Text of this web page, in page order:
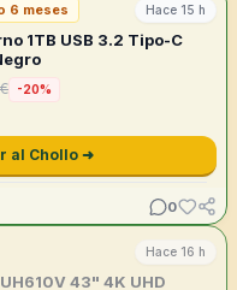
6 meses Hace 15 h
1TB USB 3.2 Tipo-C
€ -20%
al Chollo ➜
0
Hace 16 h
43" 4K UHD